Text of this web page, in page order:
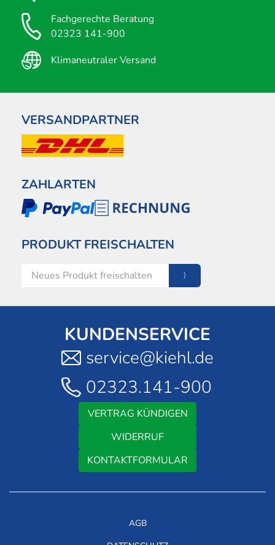
Fachgerechte Beratung
02323 141-900
Klimaneutraler Versand
VERSANDPARTNER
ZAHLARTEN
PRODUKT FREISCHALTEN
KUNDENSERVICE
service@kiehl.de
02323.141-900
VERTRAG KÜNDIGEN
WIDERRUF
KONTAKTFORMULAR
AGB